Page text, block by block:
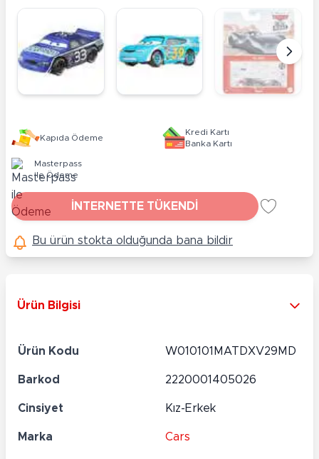
Kapıda Ödeme
Kredi Kartı
Banka Kartı
Masterpass
ile Ödeme
İNTERNETTE TÜKENDİ
Bu ürün stokta olduğunda bana bildir
Ürün Bilgisi
Ürün Kodu W010101MATDXV29MD
Barkod 2220001405026
Cinsiyet Kız-Erkek
Marka Cars